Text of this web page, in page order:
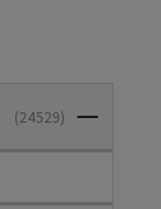
(24529)